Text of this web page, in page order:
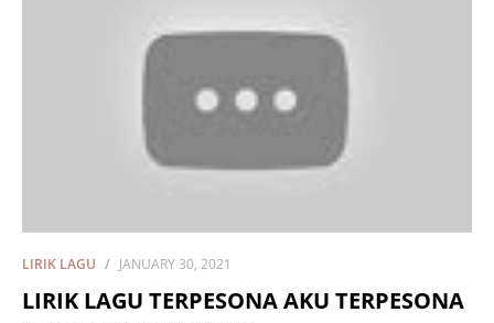
LIRIK LAGU JANUARY 30, 2021
LIRIK LAGU TERPESONA AKU TERPESONA